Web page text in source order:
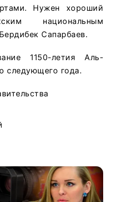
Нужен хороший
национальным
Сапарбаев.
1150-летия Аль-
следующего года.